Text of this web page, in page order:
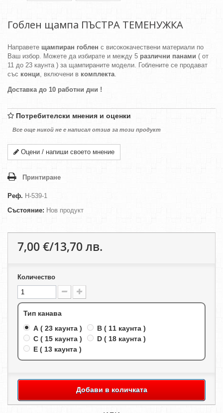
Гоблен щампа ПЪСТРА ТЕМЕНУЖКА
Направете щампиран гоблен с висококачествени материали по
Ваш избор. Можете да избирате и между 5 различни панами ( от
11 до 23 каунта ) за щампираните модели. Гоблените се продават
със конци, включени в комплекта.
Доставка до 10 работни дни !
Потребителски мнения и оценки
Все още никой не е написал отзив за този продукт
Оцени / напиши своето мнение
Принтиране
Реф. H-539-1
Състояние: Нов продукт
7,00 €/13,70 лв.
Количество
Тип канава
A ( 23 каунта )
B ( 11 каунта )
C ( 15 каунта )
D ( 18 каунта )
E ( 13 каунта )
Добави в количката